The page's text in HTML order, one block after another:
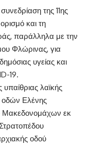
της 11ης
και τη
παράλληλα με την
Φλώρινας, για
υγείας και
19.
λαϊκής
οδών Ελένης
εκ
οδού